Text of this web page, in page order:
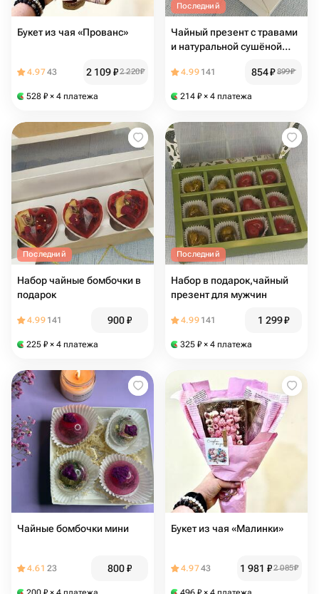
Букет из чая «Прованс»
4.9743 2 109₽2 220₽
528 ₽ × 4 платежа
Последний
Чайный презент с травами
и натуральной сушёной
4.99 141 854₽ 899₽
214 ₽ × 4 платежа
Последний
Набор чайные бомбочки в
подарок
4.99 141 900₽
225 ₽ × 4 платежа
Последний
Набор в подарок,чайный
презент для мужчин
4.99 141 1 299₽
325 ₽ × 4 платежа
Чайные бомбочки мини
4.61 23 800₽
Букет из чая «Малинки»
4.9743 1 981 ₽2 085₽